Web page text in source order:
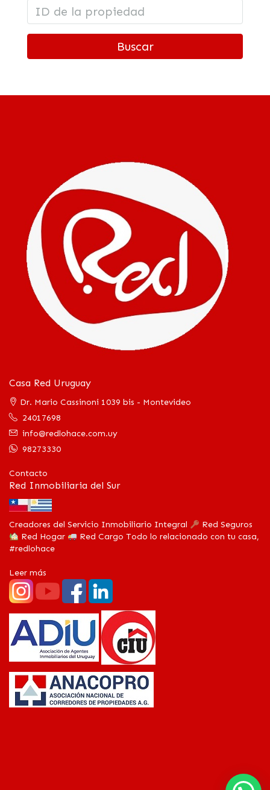
Buscar
Casa Red Uruguay
Dr. Mario Cassinoni 1039 bis - Montevideo
24017698
info@redlohace.com.uy
98273330
Contacto
Red Inmobiliaria del Sur
Creadores del Servicio Inmobiliario Integral
Red Seguros
Red Hogar
Red Cargo Todo lo relacionado con tu casa,
#redlohace
Leer más